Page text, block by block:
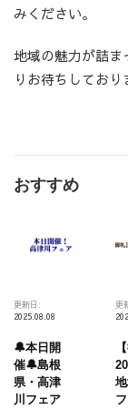
みください。
地域の魅力が詰ま
りお待ちしており
おすすめ
更新日:
2025.08.08
🔔本日開
催🔔島根
県・高津
川フェア
更